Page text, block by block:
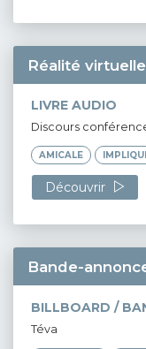
Réalité
LIVRE AUDIO
Discours
AMICALE
Découvrir
Bande-
BILLBOARD /
Téva